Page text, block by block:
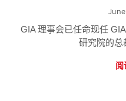
GIA 理事会已任命现任
研究院的总